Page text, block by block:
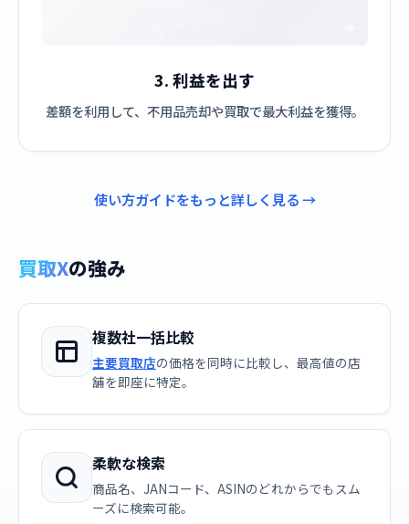
3. 利益を出す
差額を利用して、不用品売却や買取で最大利益を獲得。
使い方ガイドをもっと詳しく見る →
買取Xの強み
複数社一括比較
主要買取店の価格を同時に比較し、最高値の店
舗を即座に特定。
柔軟な検索
商品名、JANコード、ASINのどれからでもスム
ーズに検索可能。